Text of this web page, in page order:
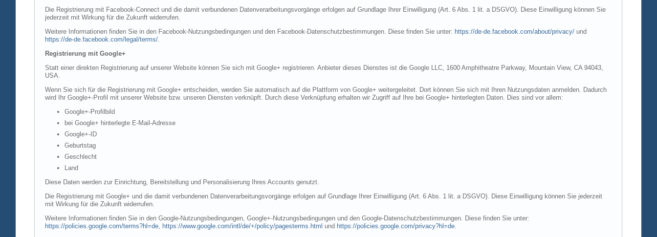
Die Registrierung mit Facebook-Connect und die damit verbundenen Datenverarbeitungsvorgänge erfolgen auf Grundlage Ihrer Einwilligung (Art. 6 Abs. 1 lit. a DSGVO). Diese Einwilligung können Sie
jederzeit mit Wirkung für die Zukunft widerrufen.
Weitere Informationen finden Sie in den Facebook-Nutzungsbedingungen und den Facebook-Datenschutzbestimmungen. Diese finden Sie unter: https://de-de.facebook.com/about/privacy/ und
https://de-de.facebook.com/legal/terms/.
Registrierung mit Google+
Statt einer direkten Registrierung auf unserer Website können Sie sich mit Google+ registrieren. Anbieter dieses Dienstes ist die Google LLC, 1600 Amphitheatre Parkway, Mountain View, CA 94043,
USA.
Wenn Sie sich für die Registrierung mit Google+ entscheiden, werden Sie automatisch auf die Plattform von Google+ weitergeleitet. Dort können Sie sich mit Ihren Nutzungsdaten anmelden. Dadurch
wird Ihr Google+-Profil mit unserer Website bzw. unseren Diensten verknüpft. Durch diese Verknüpfung erhalten wir Zugriff auf Ihre bei Google+ hinterlegten Daten. Dies sind vor allem:
Google+-Profilbild
bei Google+ hinterlegte E-Mail-Adresse
Google+-ID
Geburtstag
Geschlecht
Land
Diese Daten werden zur Einrichtung, Bereitstellung und Personalisierung Ihres Accounts genutzt.
Die Registrierung mit Google+ und die damit verbundenen Datenverarbeitungsvorgänge erfolgen auf Grundlage Ihrer Einwilligung (Art. 6 Abs. 1 lit. a DSGVO). Diese Einwilligung können Sie jederzeit
mit Wirkung für die Zukunft widerrufen.
Weitere Informationen finden Sie in den Google-Nutzungsbedingungen, Google+-Nutzungsbedingungen und den Google-Datenschutzbestimmungen. Diese finden Sie unter:
https://policies.google.com/terms?hl=de, https://www.google.com/intl/de/+/policy/pagesterms.html und https://policies.google.com/privacy?hl=de.